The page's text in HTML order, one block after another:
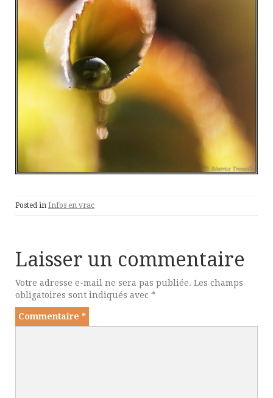
Posted in Infos en vrac
Laisser un commentaire
Votre adresse e-mail ne sera pas publiée. Les champs
obligatoires sont indiqués avec *
Commentaire *